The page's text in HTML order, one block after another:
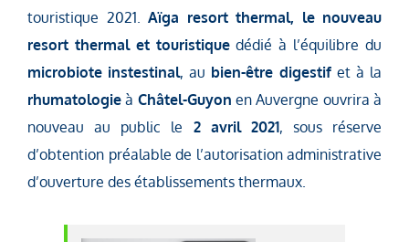
touristique 2021. Aïga resort thermal, le nouveau
resort thermal et touristiquedédié à l’équilibre du
microbiote instestinal, au bien-être digestifet à la
rhumatologie à Châtel-Guyon en Auvergne ouvrira à
nouveau au public le 2 avril 2021, sous réserve
d’obtention préalable de l’autorisation administrative
d’ouverture des établissements thermaux.